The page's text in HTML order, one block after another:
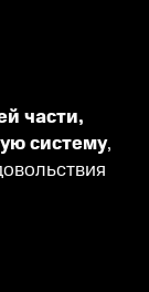
части,
систему,